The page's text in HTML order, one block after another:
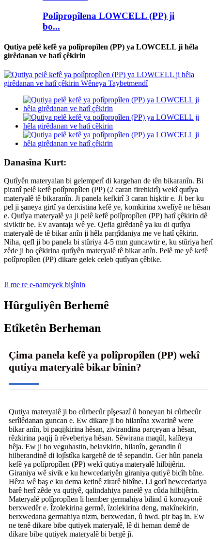
Polîpropîlena LOWCELL (PP) ji
bo...
Qutiya pelê kefê ya polîpropîlen (PP) ya LOWCELL ji hêla
girêdanan ve hatî çêkirin
Danasîna Kurt:
Qutîyên materyalan bi gelemperî di kargehan de tên bikaranîn. Bi
piranî pelê kefê polîpropîlen (PP) (2 caran firehkirî) wekî qutîya
materyalê tê bikaranîn. Ji panela kefkirî 3 caran hişktir e. Ji ber ku
pel ji şaneya girtî ya derxistina kefê ye, komkirina xwelîyê ne hêsan
e. Qutîya materyalê ya ji pelê kefê polîpropîlen (PP) hatî çêkirin dê
siviktir be. Ev avantaja wê ye. Qefla girêdanê ya ku di qutîya
materyalê de tê bikar anîn ji hêla pargîdaniya me ve hatî çêkirin.
Niha, qefl ji bo panela bi stûriya 4-5 mm guncawtir e, ku stûriya herî
zêde ji bo çêkirina qutîyên materyalê tê bikar anîn. Pelê me yê kefê
polîpropîlen (PP) dikare gelek celeb qutîyan çêbike.
Ji me re e-nameyek bişînin
Hûrguliyên Berhemê
Etîketên Berheman
Çima panela kefê ya polîpropîlen (PP) wekî
qutiya materyalê bikar bînin?
Qutiya materyalê ji bo cûrbecûr pîşesazî û boneyan bi cûrbecûr
serîlêdanan guncan e. Ew dikare ji bo hilanîna xwarinê were
bikar anîn, bi paqijkirina hêsan, zivirandina parçeyan a hêsan,
rêzkirina paqij û rêveberiya hêsan. Sêwirana maqûl, kalîteya
hêja. Ew ji bo veguhastin, belavkirin, hilanîn, gerandin û
hilberandinê di lojîstîka kargehê de tê sepandin. Ger hûn panela
kefê ya polîpropîlen (PP) wekî qutiya materyalê hilbijêrin.
Giraniya wê sivik e ku hewcedariyên giraniya qutiyê bicîh bîne.
Hêza wê baş e ku dema ketinê zirarê bibîne. Li gorî hewcedariya
barê herî zêde ya qutiyê, qalindahiya panelê ya cûda hilbijêrin.
Materyalê polîpropîlen li hember germahiya bilind û korozyonê
berxwedêr e. Îzolekirina germê, îzolekirina deng, makînekirin,
berxwedana germahiya nizm, berxwedan, û hwd. pir baş in. Ew
ne tenê dikare bibe qutiyek materyalê, lê di heman demê de
dikare bibe qutiyek materyalê bi bergê jî.